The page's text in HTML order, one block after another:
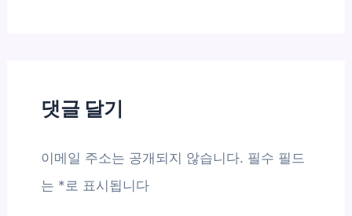
댓글 달기
이메일 주소는 공개되지 않습니다. 필수 필드
는 * 로 표시됩니다